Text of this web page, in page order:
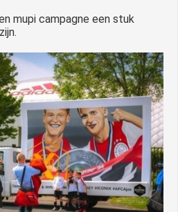
mupi campagne een stuk